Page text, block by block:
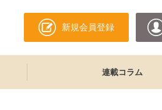
新規会員登録
連載コラム